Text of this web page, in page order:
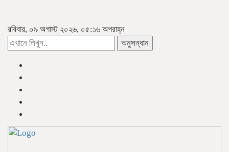
রবিবার, ০৯ অগাস্ট ২০২৬, ০৫:১৬ অপরাহ্ন
অনুসন্ধান